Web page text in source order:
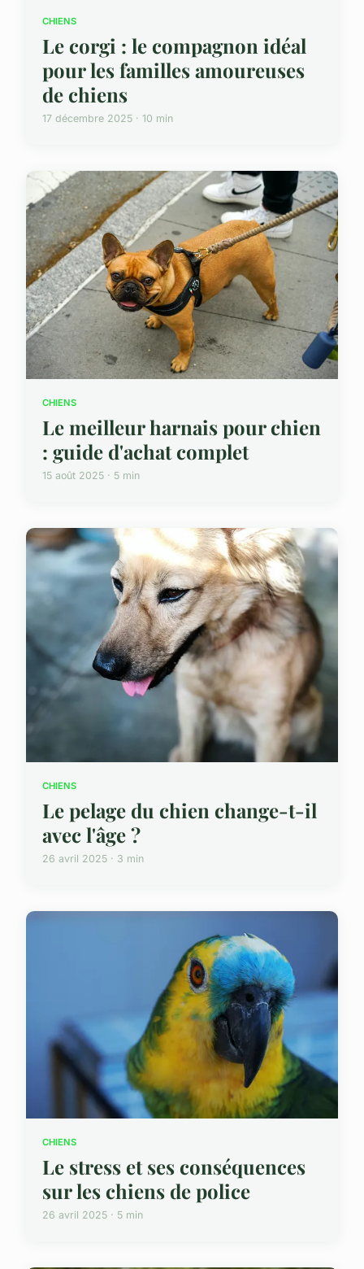
CHIENS
Le corgi : le compagnon idéal
pour les familles amoureuses
de chiens
17 décembre 2025 · 10 min
CHIENS
Le meilleur harnais pour chien
: guide d'achat complet
15 août 2025 · 5 min
CHIENS
Le pelage du chien change-t-il
avec l'âge ?
26 avril 2025 · 3 min
CHIENS
Le stress et ses conséquences
sur les chiens de police
26 avril 2025 · 5 min